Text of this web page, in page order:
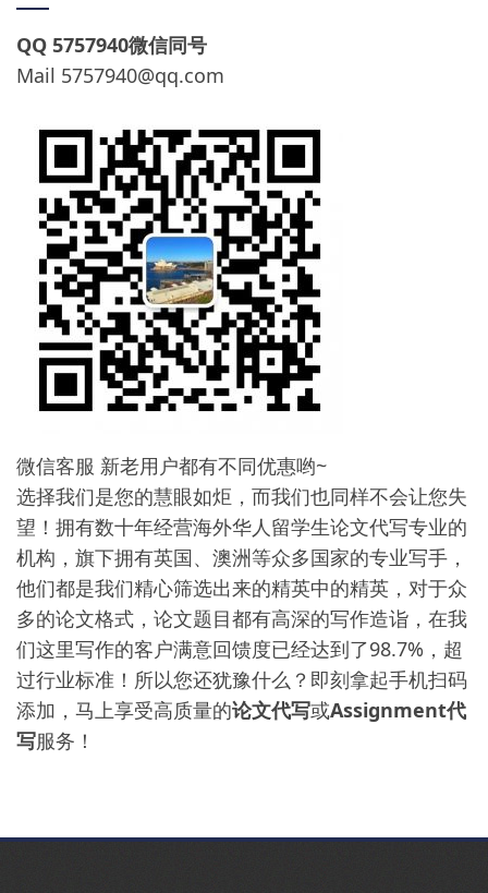
QQ 5757940微信同号
Mail 5757940@qq.com
微信客服 新老用户都有不同优惠哟~
选择我们是您的慧眼如炬，而我们也同样不会让您失
望！拥有数十年经营海外华人留学生论文代写专业的
机构，旗下拥有英国、澳洲等众多国家的专业写手，
他们都是我们精心筛选出来的精英中的精英，对于众
多的论文格式，论文题目都有高深的写作造诣，在我
们这里写作的客户满意回馈度已经达到了98.7%，超
过行业标准！所以您还犹豫什么？即刻拿起手机扫码
添加，马上享受高质量的论文代写或Assignment代
写服务！